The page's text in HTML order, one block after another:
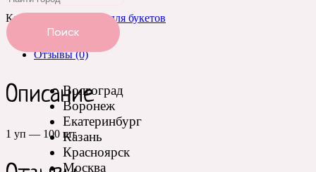
Поиск
Волгоград
Воронеж
Екатеринбург
Казань
Красноярск
Москва
Категория:
Упаковка для букетов
Отзывы (0)
Описание
1 уп — 100 шт